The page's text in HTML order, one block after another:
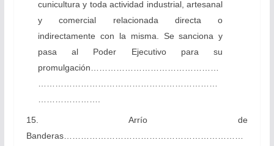
cunicultura y toda actividad industrial, artesanal
y comercial relacionada directa o
indirectamente con la misma. Se sanciona y
pasa al Poder Ejecutivo para su
promulgación………………………………………
………………………………………………………
………………….
15. Arrío de
Banderas………………………………………………………